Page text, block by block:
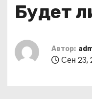
Будет
Автор:
Сен 23,